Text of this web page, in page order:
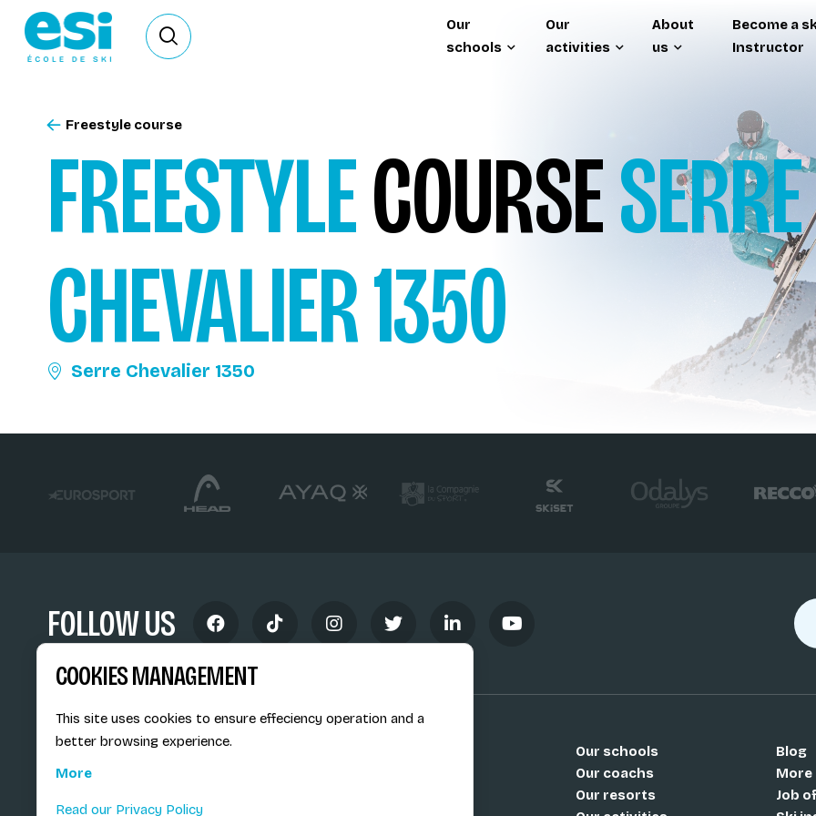
Ouvrir le formulaire de recherche
Our
schools
Our
activities
About
us
Become a
Instructor
FREESTYLECOURSESERRE
CHEVALIER 1350
Serre Chevalier 1350
Freestyle course
FOLLOW US
Our schools
Our coachs
Our resorts
Blog
More
Job
COOKIES MANAGEMENT
This site uses cookies to ensure effeciency operation and a
better browsing experience.
More
Read our Privacy Policy